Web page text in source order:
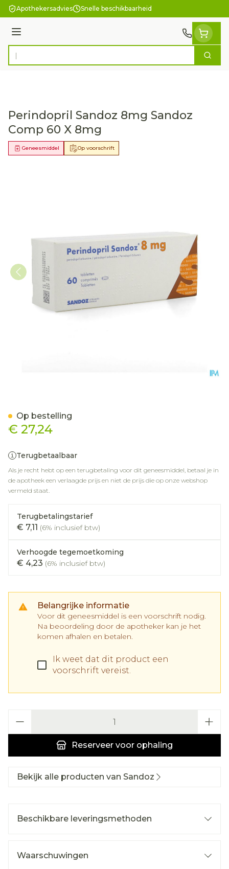
Ga naar de inhoud
Apothekersadvies Snelle beschikbaarheid
Menu
Product, merk, categorie... Zoek
Perindopril Sandoz 8mg Sandoz
Comp 60 X 8mg
Op voorschrift
Geneesmiddel
€ 27,24
Terugbetaalbaar
Als je recht hebt op een terugbetaling voor dit geneesmiddel, betaal je in
de apotheek een verlaagde prijs en niet de prijs die op onze webshop
vermeld staat.
Terugbetalingstarief
€ 7,11 (6% inclusief btw)
Verhoogde tegemoetkoming
€ 4,23 (6% inclusief btw)
Belangrijke informatie
Voor dit geneesmiddel is een voorschrift nodig.
Na beoordeling door de apotheker kan je het
komen afhalen en betalen.
Ik weet dat dit product een
voorschrift vereist.
Reserveer voor ophaling
Op bestelling
Bekijk alle producten van Sandoz
Beschikbare leveringsmethoden
Waarschuwingen